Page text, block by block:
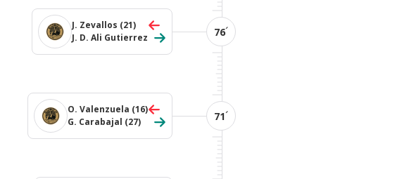
76´
J. Zevallos (21)
J. D. Ali Gutierrez
71´
O. Valenzuela (16)
G. Carabajal (27)